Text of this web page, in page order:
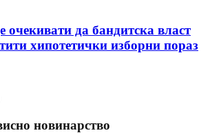
очекивати да бандитска власт
хипотетички изборни пораз
новинарство